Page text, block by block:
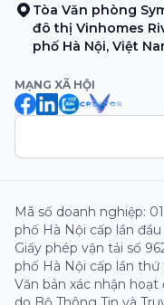
Tòa Văn phòng
đô thị Vinhomes
phố Hà Nội, Việt
MẠNG XÃ HỘI
Mã số doanh nghiệp:
phố Hà Nội cấp lần
Giấy phép vận tải số
phố Hà Nội cấp lần
Văn bản xác nhận hoạt